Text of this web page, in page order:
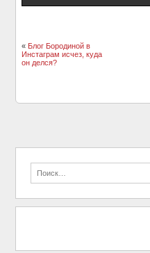
« Блог Бородиной в
Инстаграм исчез, куда
он делся?